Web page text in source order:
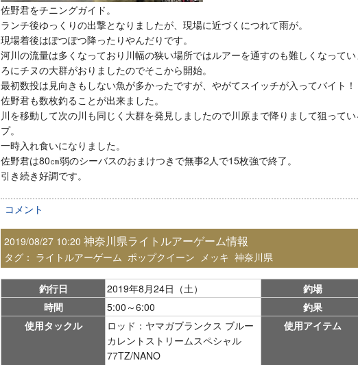
佐野君をチニングガイド。
ランチ後ゆっくりの出撃となりましたが、現場に近づくにつれて雨が。
現場着後はぽつぽつ降ったりやんだりです。
河川の流量は多くなっており川幅の狭い場所ではルアーを通すのも難しくなって
ろにチヌの大群がおりましたのでそこから開始。
最初数投は見向きもしない魚が多かったですが、やがてスイッチが入ってバイト！
佐野君も数枚釣ることが出来ました。
川を移動して次の川も同じく大群を発見しましたので川原まで降りまして狙って
プ。
一時入れ食いになりました。
佐野君は80㎝弱のシーバスのおまけつきで無事2人で15枚強で終了。
引き続き好調です。
コメント
2019/08/27 10:20 神奈川県ライトルアーゲーム情報
タグ： ライトルアーゲーム ポップクイーン メッキ 神奈川県
釣行日 2019年8月24日（土） 釣場
時間
5:00～6:00 釣果
使用タックル
ロッド：ヤマガブランクス ブルー
カレントストリームスペシャル
77TZ/NANO
使用アイテム